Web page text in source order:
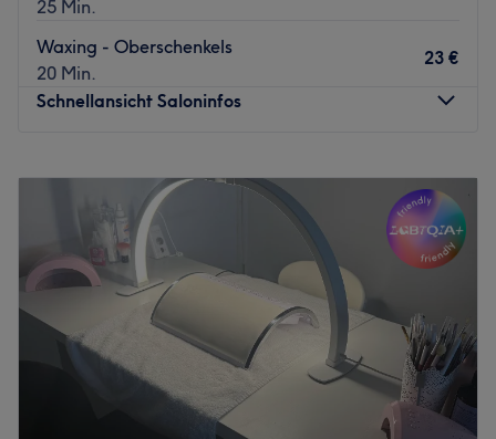
25 Min.
Waxing - Oberschenkels
20 Min.
23 €
Schnellansicht Saloninfos
Geschlossen
19:00
Donnerstag
Geschlossen
Freitag
16:00
20:00
Samstag
16:30
Sonntag
12:00–18:00
Sehen Sie sich nach etwas Entspannung nach dem
Alltagsstress? Bali Spa Koolbargenredder in Hamburg
hat bestimmt das richtige Angebot für Sie: sei es